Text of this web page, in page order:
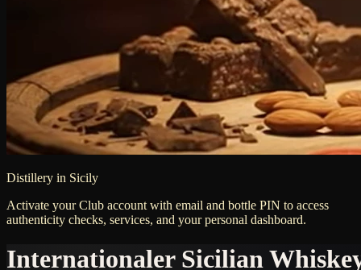
Distillery in Sicily
Activate your Club account with email and bottle PIN to access
authenticity checks, services, and your personal dashboard.
Internationaler Sicilian